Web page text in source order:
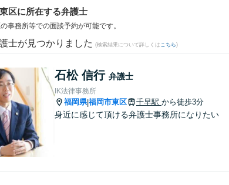
区に所在する弁護士
事務所等での面談予約が可能です。
士が見つかりました (検索結果について詳しくは こちら)
石松 信行 弁護士
IK法律事務所
福岡県|福岡市東区 千早駅 から徒歩3分
身近に感じて頂ける弁護士事務所になりたい